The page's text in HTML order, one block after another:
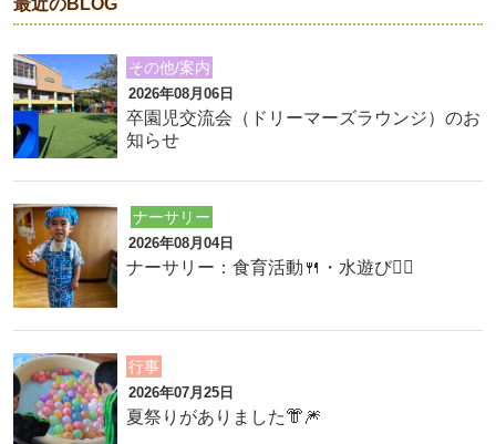
最近のBLOG
その他/案内
2026年08月06日
卒園児交流会（ドリーマーズラウンジ）のお
知らせ
ナーサリー
2026年08月04日
ナーサリー：食育活動🍴・水遊び🏊‍♂️
行事
2026年07月25日
夏祭りがありました👘🎆